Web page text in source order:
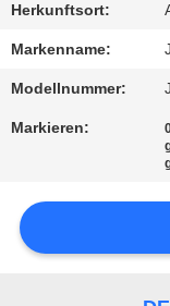
TRETEN
SIE
MIT
Herkunftsort:
Markenname:
Modellnummer:
Markieren: